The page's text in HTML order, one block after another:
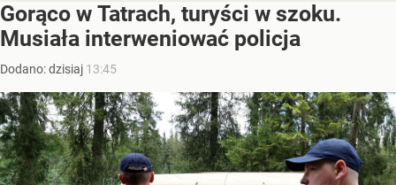
Gorąco w Tatrach, turyści w szoku.
Musiała interweniować policja
Dodano:dzisiaj 13:45